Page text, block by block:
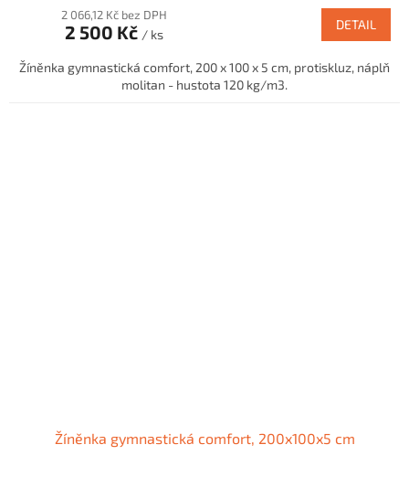
2 066,12 Kč bez DPH
2 500 Kč / ks
DETAIL
Žíněnka gymnastická comfort, 200 x 100 x 5 cm, protiskluz, náplň
molitan - hustota 120 kg/m3.
Žíněnka gymnastická comfort, 200x100x5 cm